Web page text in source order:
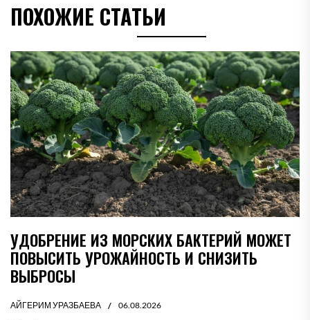
ПОХОЖИЕ СТАТЬИ
УДОБРЕНИЕ ИЗ МОРСКИХ БАКТЕРИЙ МОЖЕТ
ПОВЫСИТЬ УРОЖАЙНОСТЬ И СНИЗИТЬ
ВЫБРОСЫ
АЙГЕРИМ УРАЗБАЕВА 06.08.2026